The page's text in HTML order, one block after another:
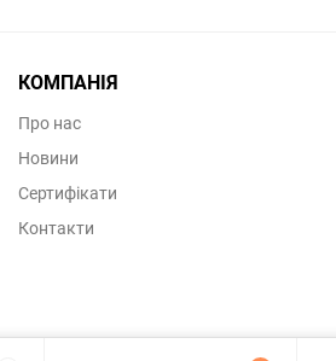
КОМПАНІЯ
Про нас
Новини
Сертифікати
Контакти